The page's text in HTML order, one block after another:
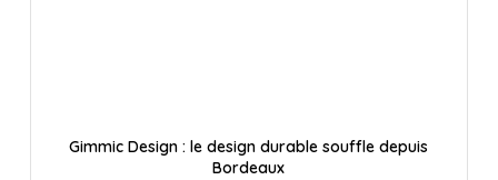
Gimmic Design : le design durable souffle depuis
Bordeaux